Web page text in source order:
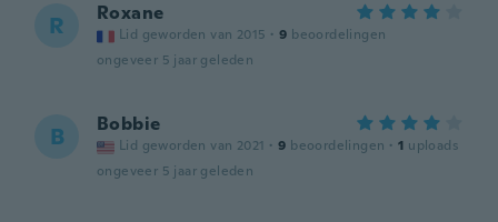
R Roxane
Lid geworden van 2015 · 9 beoordelingen
ongeveer 5 jaar geleden
B Bobbie
Lid geworden van 2021 · 9 beoordelingen · 1 uploads
ongeveer 5 jaar geleden